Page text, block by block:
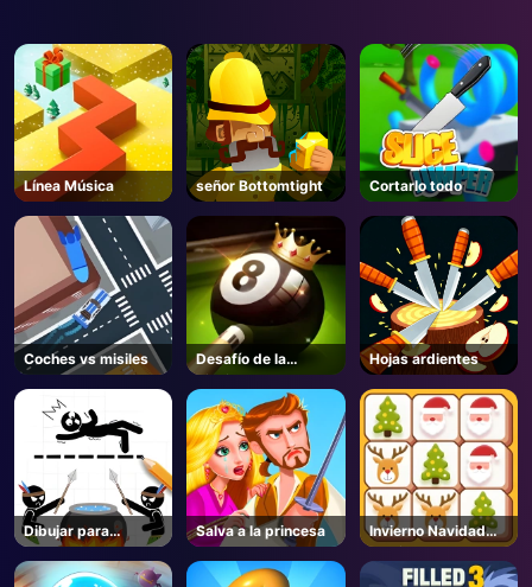
Línea Música señor Bottomtight Cortarlo todo
Coches vs misiles
Desafío de la
piscina de 8 bolas
Hojas ardientes
Dibujar para
guardar
Salva a la princesa
Invierno Navidad
Mahjong